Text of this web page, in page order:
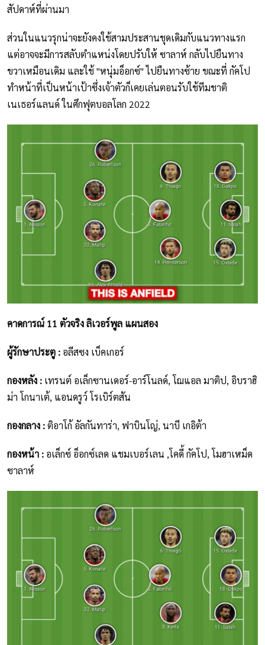
สัปดาห์ที่ผ่านมา
ส่วนในแนวรุกน่าจะยังคงใช้สามประสานชุดเดิมกับแนวทางแรก
แต่อาจจะมีการสลับตำแหน่งโดยปรับให้ ซาลาห์ กลับไปยืนทาง
ขวาเหมือนเดิม และใช้ "หนุ่มอ็อกซ์" ไปยืนทางซ้าย ขณะที่ กัคโป
ทำหน้าที่เป็นหน้าเป้าซึ่งเจ้าตัวก็เคยเล่นตอนรับใช้ทีมชาติ
เนเธอร์แลนด์ ในศึกฟุตบอลโลก 2022
คาดการณ์ 11 ตัวจริง ลิเวอร์พูล แผนสอง
ผู้รักษาประตู : อลีสซง เบ็คเกอร์
กองหลัง : เทรนต์ อเล็กซานเดอร์-อาร์โนลด์, โฌแอล มาติป, อิบราฮิ
ม่า โกนาเต้, แอนดรูว์ โรเบิร์ตสัน
กองกลาง :ติอาโก้ อัลกันทาร่า, ฟาบินโญ่, นาบี เกอิต้า
กองหน้า : อเล็กซ์ อ็อกซ์เลด แชมเบอร์เลน ,โคดี้ กัคโป, โมฮาเหม็ด
ซาลาห์